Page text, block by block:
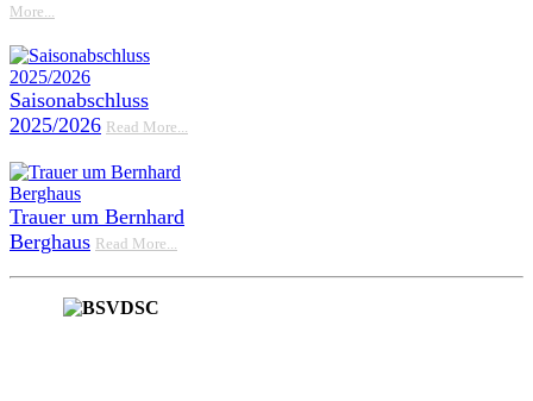
More...
Saisonabschluss
2025/2026 Read More...
Trauer um Bernhard
Berghaus Read More...